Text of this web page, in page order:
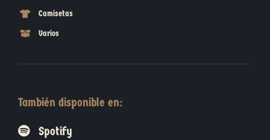
Camisetas
Varios
También disponible en:
Spotify